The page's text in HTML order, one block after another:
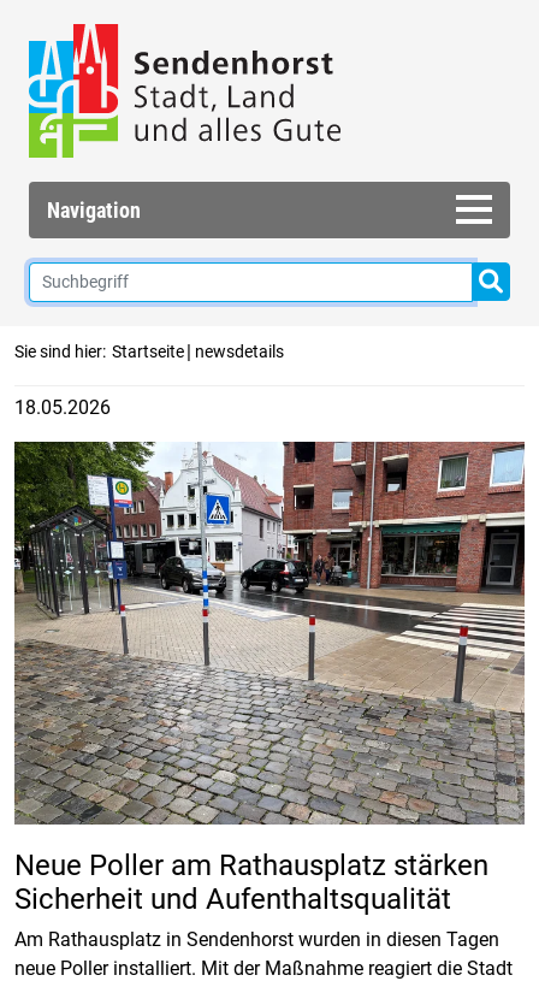
Navigation
Sie sind hier: Startseite| newsdetails
18.05.2026
Neue Poller am Rathausplatz stärken
Sicherheit und Aufenthaltsqualität
Am Rathausplatz in Sendenhorst wurden in diesen Tagen
neue Poller installiert. Mit der Maßnahme reagiert die Stadt